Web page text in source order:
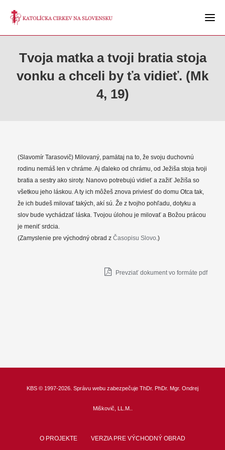
Tvoja matka a tvoji bratia stoja
vonku a chceli by ťa vidieť. (Mk
4, 19)
(Slavomír Tarasovič) Milovaný, pamätaj na to, že svoju duchovnú
rodinu nemáš len v chráme. Aj ďaleko od chrámu, od Ježiša stoja tvoji
bratia a sestry ako siroty. Nanovo potrebujú vidieť a zažiť Ježiša so
všetkou jeho láskou. A ty ich môžeš znova priviesť do domu Otca tak,
že ich budeš milovať takých, akí sú. Že z tvojho pohľadu, dotyku a
slov bude vychádzať láska. Tvojou úlohou je milovať a Božou prácou
je meniť srdcia.
(Zamyslenie pre východný obrad z Časopisu Slovo.)
Prevziať dokument vo formáte pdf
KBS © 1997-2026. Správu webu zabezpečuje ThDr. PhDr. Mgr. Ondrej
Miškovič, LL.M.
O PROJEKTE VERZIA PRE VÝCHODNÝ OBRAD